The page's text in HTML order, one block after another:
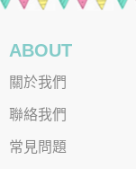
ABOUT
關於我們
聯絡我們
常見問題